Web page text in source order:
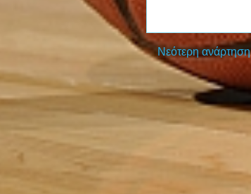
Νεότερη ανάρτηση